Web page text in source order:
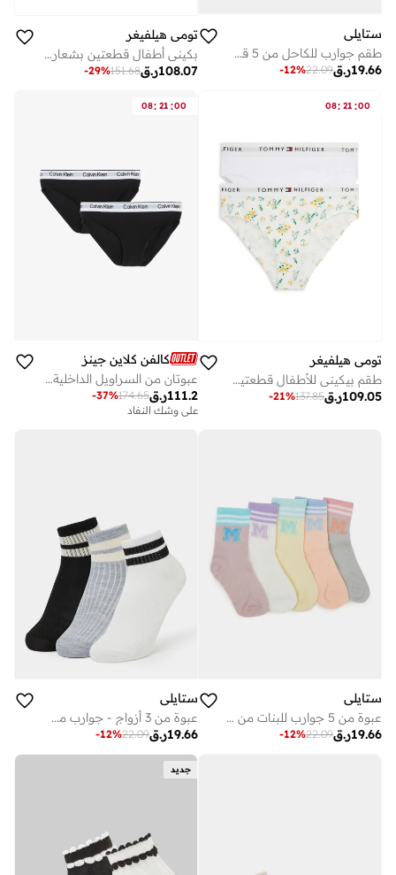
ستايلي
طقم جوارب للكاحل من 5 قطع بنقشة نقاط بولكا للفتيات
ر.ق19.66
22.09
-12%
تومي هيلفيغر
بكيني أطفال قطعتين بشعار الماركة
ر.ق108.07
151.68
-29%
08: 21 :00
تومي هيلفيغر
طقم بيكيني للأطفال قطعتين بشعار
ر.ق109.05
137.85
-21%
08: 21 :00
كالفن كلاين جينز
عبوتان من السراويل الداخلية للشباب
ر.ق111.2
174.65
-37%
على وشك النفاد
ستايلي
عبوة من 5 جوارب للبنات من مزيج القطن بتفاصيل حروف
ر.ق19.66
22.09
-12%
ستايلي
عبوة من 3 أزواج - جوارب مخططة بمزيج القطن للبنات
ر.ق19.66
22.09
-12%
جديد